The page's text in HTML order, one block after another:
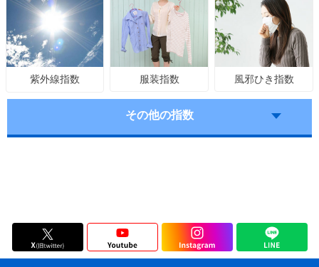
紫外線指数 服装指数 風邪ひき指数
その他の指数